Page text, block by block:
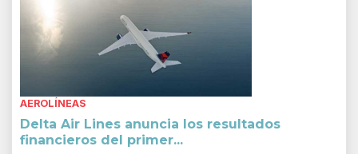
AEROLÍNEAS
Delta Air Lines anuncia los resultados
financieros del primer...